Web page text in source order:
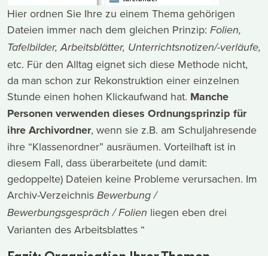
Hier ordnen Sie Ihre zu einem Thema gehörigen
Dateien immer nach dem gleichen Prinzip: Folien,
Tafelbilder, Arbeitsblätter, Unterrichtsnotizen/-verläufe,
etc. Für den Alltag eignet sich diese Methode nicht,
da man schon zur Rekonstruktion einer einzelnen
Stunde einen hohen Klickaufwand hat. Manche
Personen verwenden dieses Ordnungsprinzip für
ihre Archivordner, wenn sie z.B. am Schuljahresende
ihre “Klassenordner” ausräumen. Vorteilhaft ist in
diesem Fall, dass überarbeitete (und damit:
gedoppelte) Dateien keine Probleme verursachen. Im
Archiv-Verzeichnis Bewerbung /
Bewerbungsgespräch / Folien liegen eben drei
Varianten des Arbeitsblattes “